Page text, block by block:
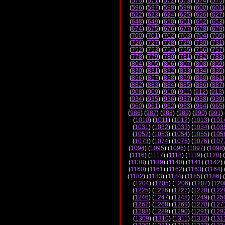
(596) (597) (598) (599) (600) (601
(622) (623) (624) (625) (626) (627
(648) (649) (650) (651) (652) (653
(674) (675) (676) (677) (678) (679
(700) (701) (702) (703) (704) (705
(726) (727) (728) (729) (730) (731
(752) (753) (754) (755) (756) (757
(778) (779) (780) (781) (782) (783
(804) (805) (806) (807) (808) (809
(830) (831) (832) (833) (834) (835
(856) (857) (858) (859) (860) (861
(882) (883) (884) (885) (886) (887
(908) (909) (910) (911) (912) (913)
(934) (935) (936) (937) (938) (939
(960) (961) (962) (963) (964) (965
(986) (987) (988) (989) (990) (991)
(1010) (1011) (1012) (1013) (
(1031) (1032) (1033) (1034) (
(1052) (1053) (1054) (1055) (
(1073) (1074) (1075) (1076) (
(1094) (1095) (1096) (1097) (1098
(1116) (1117) (1118) (1119) (1120) (
(1138) (1139) (1140) (1141) (1142)
(1160) (1161) (1162) (1163) (1164)
(1182) (1183) (1184) (1185) (1186) (
(1204) (1205) (1206) (1207) (
(1225) (1226) (1227) (1228) (
(1246) (1247) (1248) (1249) (
(1267) (1268) (1269) (1270) (
(1288) (1289) (1290) (1291) (
(1309) (1310) (1311) (1312) (